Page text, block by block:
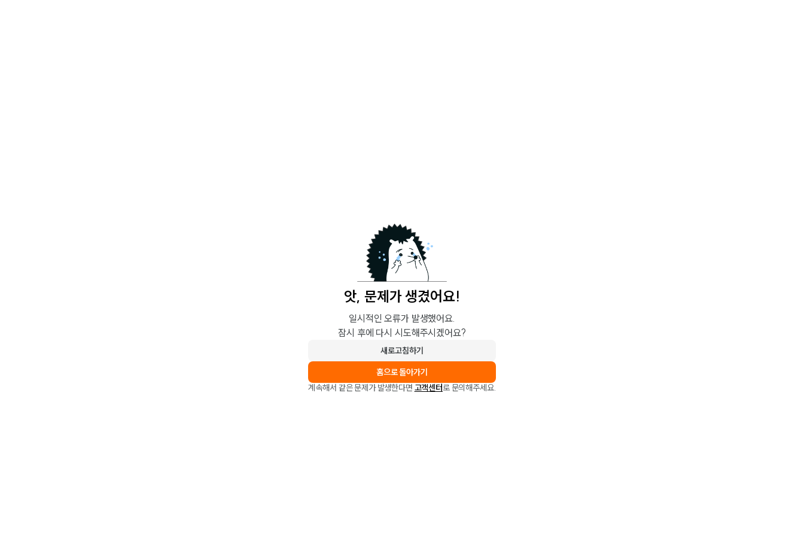
앗, 문제가 생겼어요!
일시적인 오류가 발생했어요.
잠시 후에 다시 시도해주시겠어요?
새로고침하기
홈으로 돌아가기
계속해서 같은 문제가 발생한다면 고객센터로 문의해주세요.